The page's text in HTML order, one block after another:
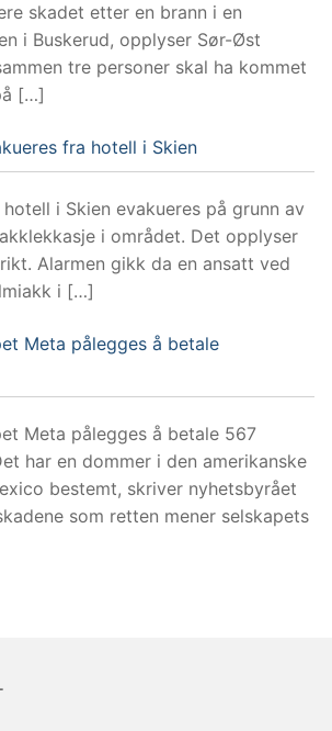
skadet etter en brann i en
i Buskerud, opplyser Sør-Øst
tre personer skal ha kommet
[…]
fra hotell i Skien
i Skien evakueres på grunn av
i området. Det opplyser
Alarmen gikk da en ansatt ved
i […]
Meta pålegges å betale
Meta pålegges å betale 567
har en dommer i den amerikanske
bestemt, skriver nyhetsbyrået
som retten mener selskapets